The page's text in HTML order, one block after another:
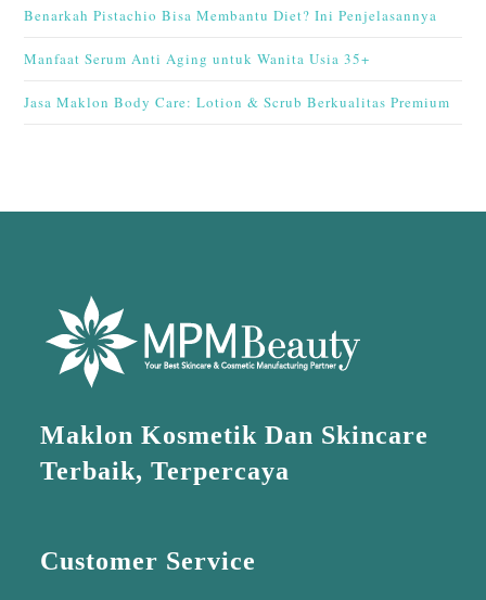
Benarkah Pistachio Bisa Membantu Diet? Ini Penjelasannya
Manfaat Serum Anti Aging untuk Wanita Usia 35+
Jasa Maklon Body Care: Lotion & Scrub Berkualitas Premium
Maklon Kosmetik Dan Skincare
Terbaik, Terpercaya
Customer Service